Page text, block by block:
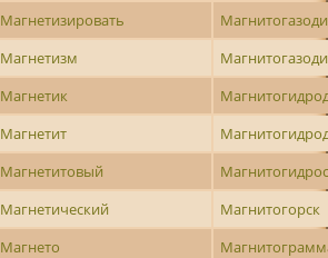
Магнетизировать
Магнетизм
Магнетик
Магнетит
Магнетитовый
Магнетический
Магнитогорск
Магнето